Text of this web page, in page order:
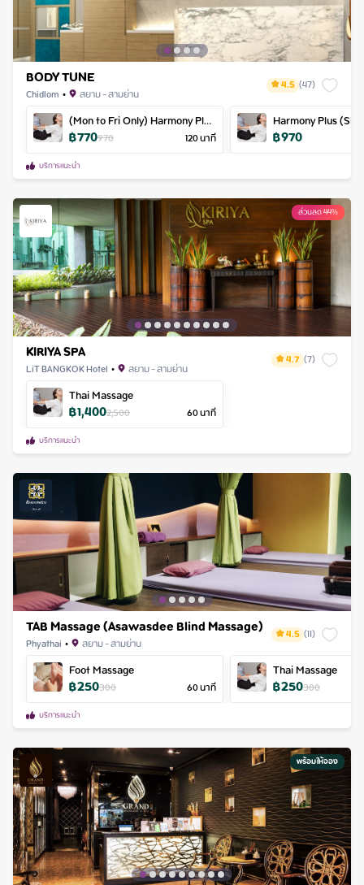
BODY TUNE
Chidlom • สยาม - สามย่าน 4.5 (47)
(Mon to Fri Only) Harmony Plus
(Shoulder + Foot + Traditional
Thai Massage)
฿770970 120นาที
Harmony Plus
+ Traditional Thai
฿970
บริการแนะนำ
ส่วนลด 44%
KIRIYA SPA
LiT BANGKOK Hotel • สยาม - สามย่าน 4.7 (7)
Thai Massage
฿1,4002,500 60นาที
บริการแนะนำ
TAB Massage (Asawasdee Blind Massage)
Phyathai • สยาม - สามย่าน 4.5 (11)
Foot Massage
฿250300 60นาที
Thai Massage
฿250300
บริการแนะนำ
พร้อมให้จอง